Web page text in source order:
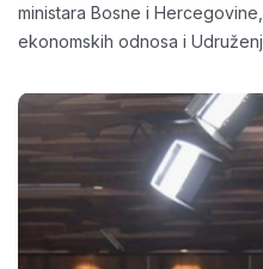
ministara Bosne i
ekonomskih odnosa i